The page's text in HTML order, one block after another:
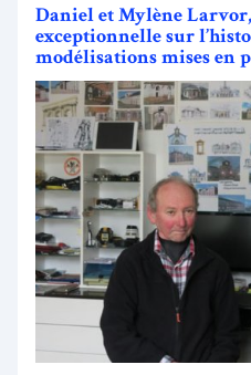
Daniel et Mylène
exceptionnelle sur
modélisations mises en